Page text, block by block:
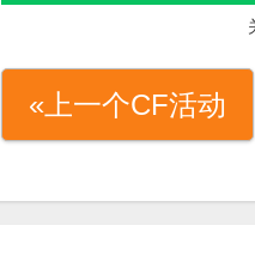
«上一个CF活动